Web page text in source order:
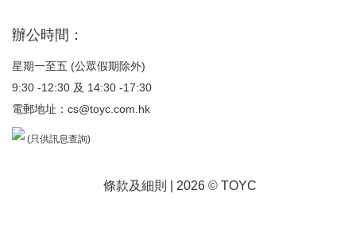
辦公時間：
星期一至五 (公眾假期除外)
9:30 -12:30 及 14:30 -17:30
電郵地址： cs@toyc.com.hk
(只供訊息查詢)
條款及細則 | 2026 © TOYC